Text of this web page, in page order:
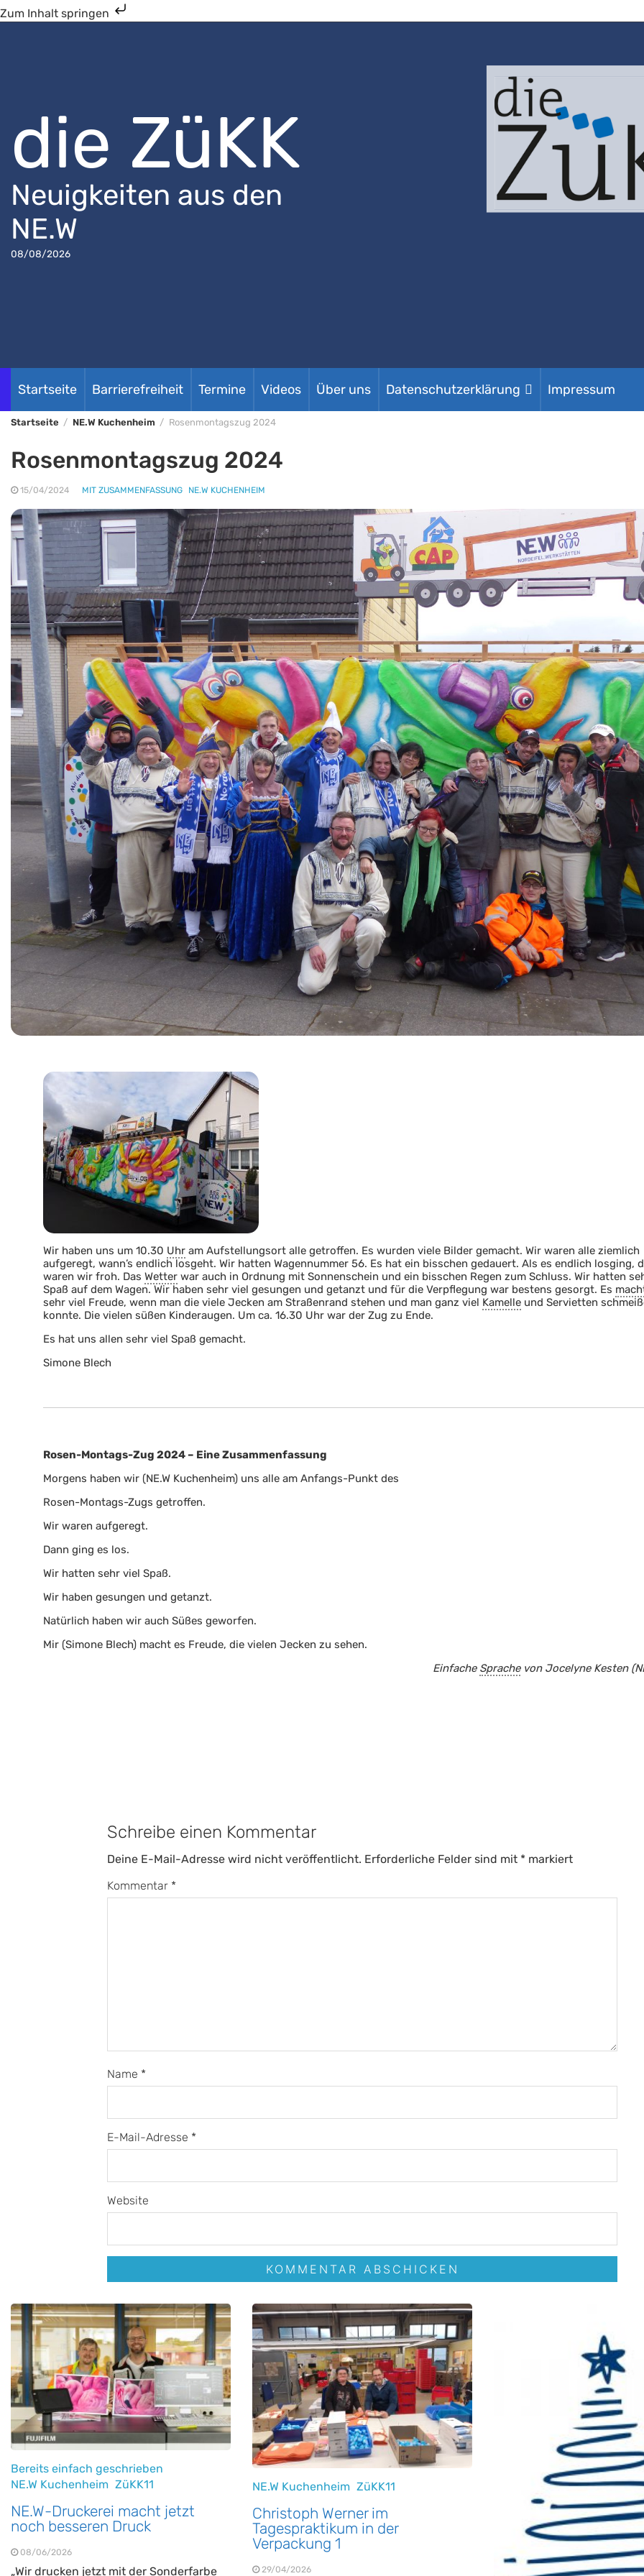
Zum Inhalt springen
die ZüKK
Neuigkeiten aus den
NE.W
08/08/2026
Startseite Barrierefreiheit Termine Videos Über uns Datenschutzerklärung Impressum
Startseite NE.W Kuchenheim Rosenmontagszug 2024
Rosenmontagszug 2024
15/04/2024 MIT ZUSAMMENFASSUNG NE.W KUCHENHEIM
Wir haben uns um 10.30 Uhr am Aufstellungsort alle getroffen. Es wurden viele Bilder gemacht. Wir waren alle ziemlich
aufgeregt, wann’s endlich losgeht. Wir hatten Wagennummer 56. Es hat ein bisschen gedauert. Als es endlich losging,
waren wir froh. Das Wetter war auch in Ordnung mit Sonnenschein und ein bisschen Regen zum Schluss. Wir hatten
Spaß auf dem Wagen. Wir haben sehr viel gesungen und getanzt und für die Verpflegung war bestens gesorgt. Es
sehr viel Freude, wenn man die viele Jecken am Straßenrand stehen und man ganz viel Kamelle und Servietten
konnte. Die vielen süßen Kinderaugen. Um ca. 16.30 Uhr war der Zug zu Ende.
Es hat uns allen sehr viel Spaß gemacht.
Simone Blech
Rosen-Montags-Zug 2024 – Eine Zusammenfassung
Morgens haben wir (NE.W Kuchenheim) uns alle am Anfangs-Punkt des
Rosen-Montags-Zugs getroffen.
Wir waren aufgeregt.
Dann ging es los.
Wir hatten sehr viel Spaß.
Wir haben gesungen und getanzt.
Natürlich haben wir auch Süßes geworfen.
Mir (Simone Blech) macht es Freude, die vielen Jecken zu sehen.
Einfache Sprachevon Jocelyne Kesten
Schreibe einen Kommentar
Deine E-Mail-Adresse wird nicht veröffentlicht. Erforderliche Felder sind mit * markiert
Kommentar *
Name *
E-Mail-Adresse *
Website
Bereits einfach geschrieben
NE.W Kuchenheim ZüKK11
NE.W-Druckerei macht jetzt
noch besseren Druck
08/06/2026
„Wir drucken jetzt mit der Sonderfarbe
NE.W Kuchenheim ZüKK11
Christoph Werner im
Tagespraktikum in der
Verpackung 1
29/04/2026